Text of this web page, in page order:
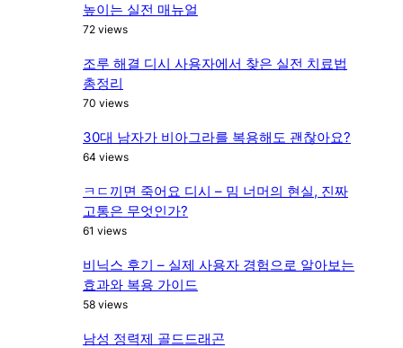
높이는 실전 매뉴얼
72 views
조루 해결 디시 사용자에서 찾은 실전 치료법
총정리
70 views
30대 남자가 비아그라를 복용해도 괜찮아요?
64 views
ㅋㄷ끼면 죽어요 디시 – 밈 너머의 현실, 진짜
고통은 무엇인가?
61 views
비닉스 후기 – 실제 사용자 경험으로 알아보는
효과와 복용 가이드
58 views
남성 정력제 골드드래곤